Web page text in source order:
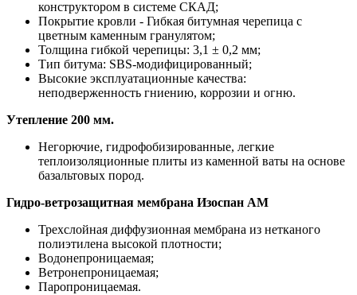
конструктором в системе СКАД;
Покрытие кровли - Гибкая битумная черепица с
цветным каменным гранулятом;
Толщина гибкой черепицы: 3,1 ± 0,2 мм;
Тип битума: SBS-модифицированный;
Высокие эксплуатационные качества:
неподверженность гниению, коррозии и огню.
Утепление 200 мм.
Негорючие, гидрофобизированные, легкие
теплоизоляционные плиты из каменной ваты на основе
базальтовых пород.
Гидро-ветрозащитная мембрана Изоспан АМ
Трехслойная диффузионная мембрана из нетканого
полиэтилена высокой плотности;
Водонепроницаемая;
Ветронепроницаемая;
Паропроницаемая.